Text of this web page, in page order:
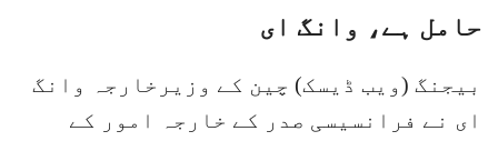
حامل ہے، وانگ ای
بیجنگ (ویب ڈیسک) چین کے وزیرخارجہ وانگ
ای نے فرانسیسی صدر کے خارجہ امور کے